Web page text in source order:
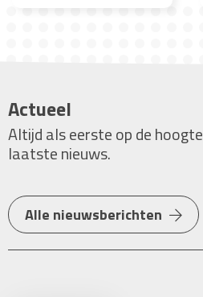
Actueel
Altijd als eerste op de
laatste nieuws.
Alle nieuwsberichten